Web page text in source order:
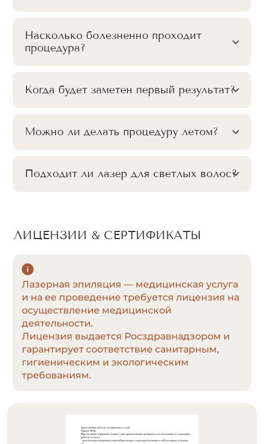
Насколько болезненно проходит
процедура?
Когда будет заметен первый результат?
Можно ли делать процедуру летом?
Подходит ли лазер для светлых волос?
ЛИЦЕНЗИИ & СЕРТИФИКАТЫ
Лазерная эпиляция — медицинская услуга
и на ее проведение требуется лицензия на
осуществление медицинской
деятельности.
Лицензия выдается Росздравнадзором и
гарантирует соответствие санитарным,
гигиеническим и экологическим
требованиям.